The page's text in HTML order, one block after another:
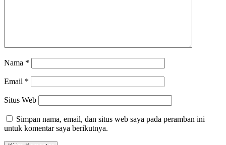
Nama *
Email *
Situs Web
Simpan nama, email, dan situs web saya pada peramban ini
untuk komentar saya berikutnya.